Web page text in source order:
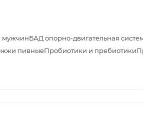
мужчинБАД опорно-двигательная
пивныеПробиотики и пребиотики